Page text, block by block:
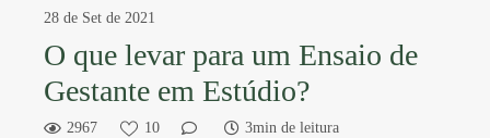
28 de Set de 2021
O que levar para um Ensaio de
Gestante em Estúdio?
2967 10 3min de leitura